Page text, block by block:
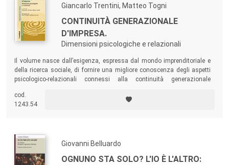
Giancarlo Trentini, Matteo Togni
CONTINUITÀ GENERAZIONALE
D'IMPRESA.
Dimensioni psicologiche e relazionali
Il volume nasce dall’esigenza, espressa dal mondo imprenditoriale e
della ricerca sociale, di fornire una migliore conoscenza degli aspetti
psicologico-relazionali connessi alla continuità generazionale
metodologici che possono aiutare i protagonisti a cogliere le sfide e le
opportunità della transizione.
cod.
1243.54
Giovanni Belluardo
OGNUNO STA SOLO? L'IO È L'ALTRO: